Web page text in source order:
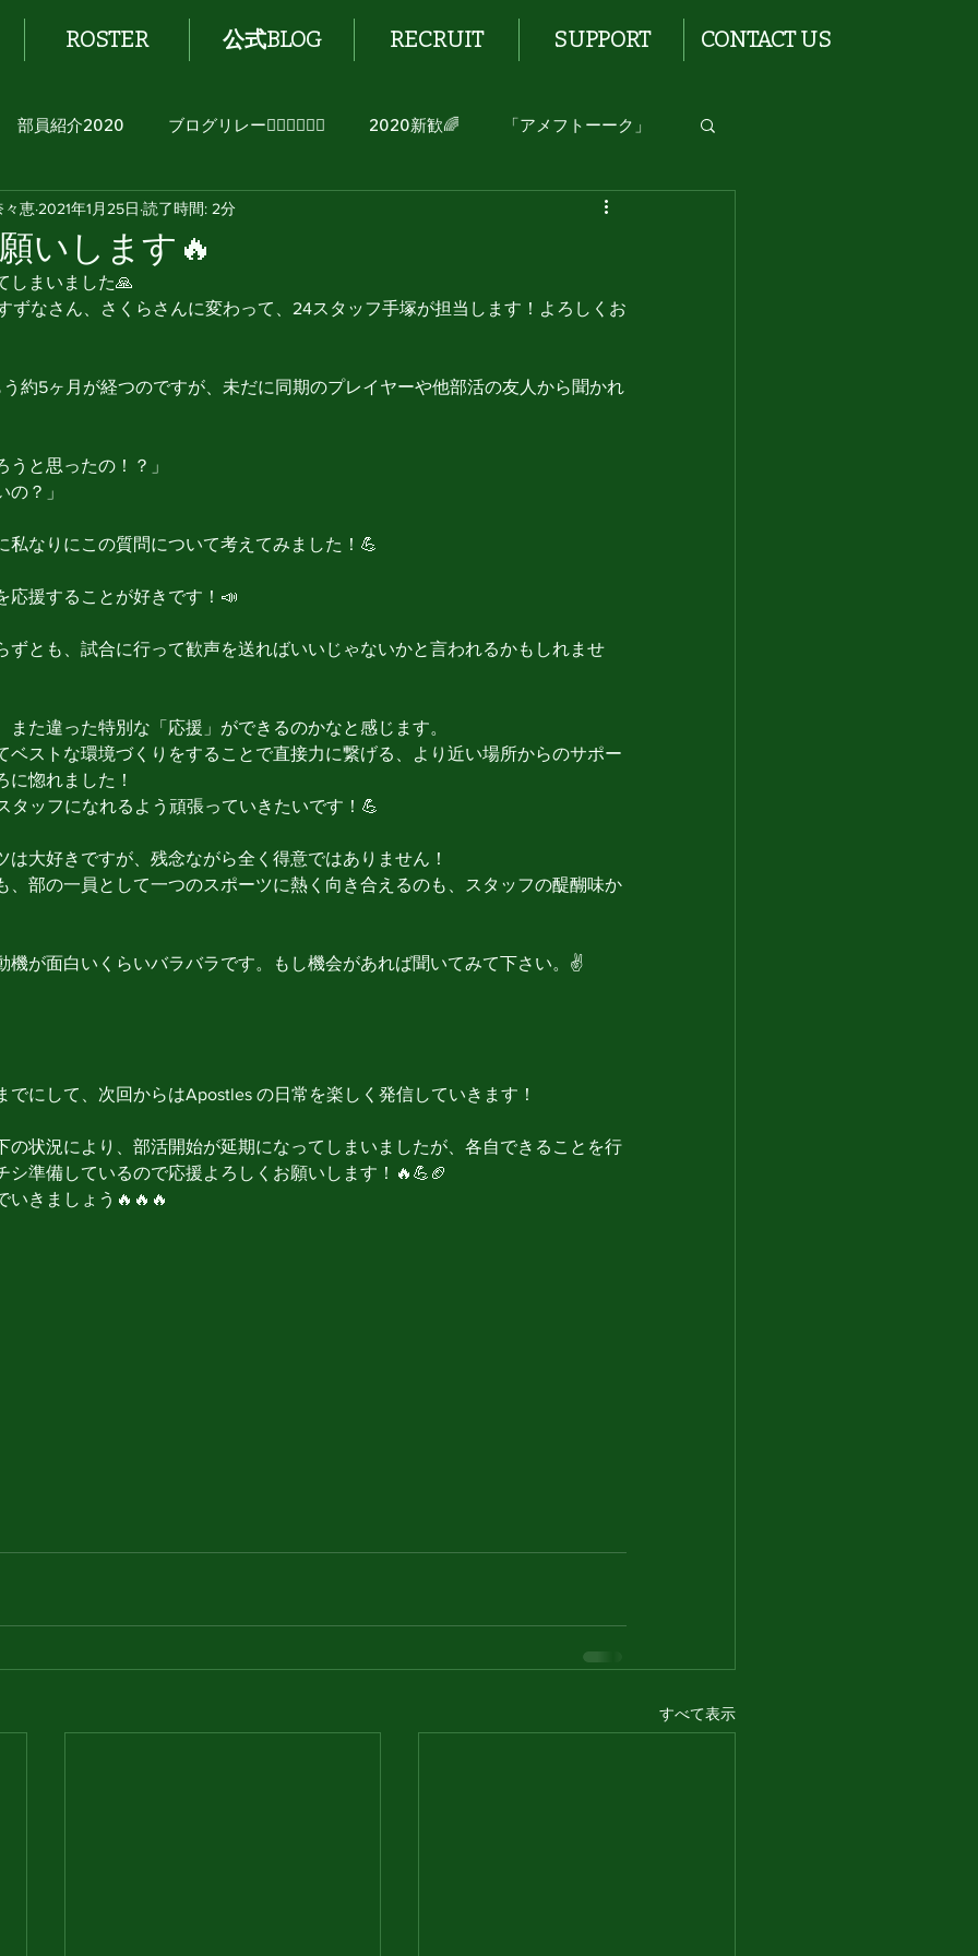
ROSTER 公式BLOG RECRUIT SUPPORT CONTACT US
部員紹介2020 ブログリレー🏃🏻‍♂️🏃🏻‍♀️ 2020新歓🌈 「アメフトーーク」
いします🔥
恵 2021年1月25日 読了時間: 2分
しまいました🙏
ずなさん、さくらさんに変わって、24スタッフ手塚が担当します！よろしくお
約5ヶ月が経つのですが、未だに同期のプレイヤーや他部活の友人から聞かれ
と思ったの！？」
？」
私なりにこの質問について考えてみました！💪
応援することが好きです！📣
ずとも、試合に行って歓声を送ればいいじゃないかと言われるかもしれませ
また違った特別な「応援」ができるのかなと感じます。
ベストな環境づくりをすることで直接力に繋げる、より近い場所からのサポー
に惚れました！
タッフになれるよう頑張っていきたいです！💪
は大好きですが、残念ながら全く得意ではありません！
、部の一員として一つのスポーツに熱く向き合えるのも、スタッフの醍醐味か
機が面白いくらいバラバラです。もし機会があれば聞いてみて下さい。✌️
でにして、次回からはApostles の日常を楽しく発信していきます！
の状況により、部活開始が延期になってしまいましたが、各自できることを行
シ準備しているので応援よろしくお願いします！🔥💪🏈
いきましょう🔥🔥🔥
すべて表示